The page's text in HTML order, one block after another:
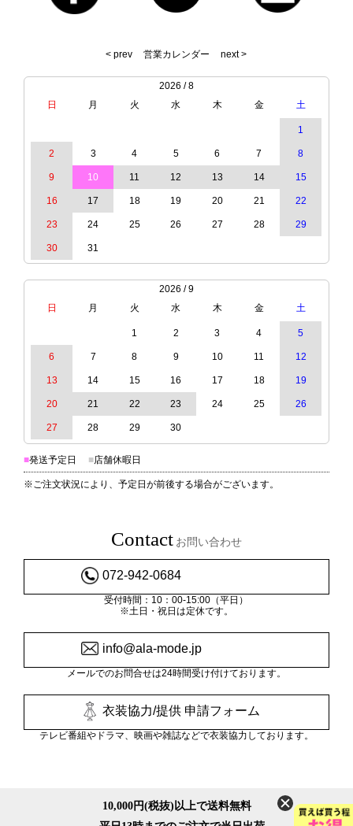
< prev 営業カレンダー next >
2026 / 8
日
月 火 水 木 金 土
1
2 3 4 5 6 7 8
9 10 11 12 13 14 15
16 17 18 19 20 21 22
23 24 25 26 27 28 29
30 31
2026 / 9
日
月 火 水 木 金 土
1 2 3 4 5
6 7 8 9 10 11 12
13 14 15 16 17 18 19
20 21 22 23 24 25 26
27 28 29 30
■発送予定日 ■店舗休暇日
※ご注文状況により、予定日が前後する場合がございます。
Contact お問い合わせ
072-942-0684
受付時間：10：00-15:00（平日）
※土日・祝日は定休です。
info@ala-mode.jp
メールでのお問合せは24時間受け付けております。
衣装協力/提供 申請フォーム
テレビ番組やドラマ、映画や雑誌などで衣装協力しております。
10,000円(税抜)以上で送料無料